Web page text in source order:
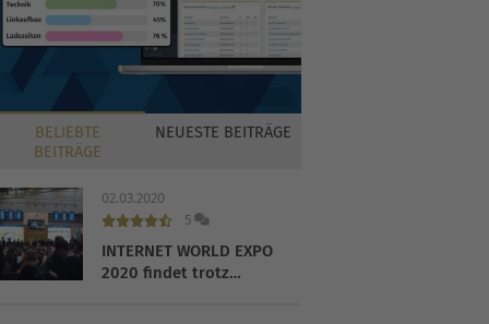
BELIEBTE
BEITRÄGE
NEUESTE BEITRÄGE
02.03.2020
5
INTERNET WORLD EXPO
2020 findet trotz